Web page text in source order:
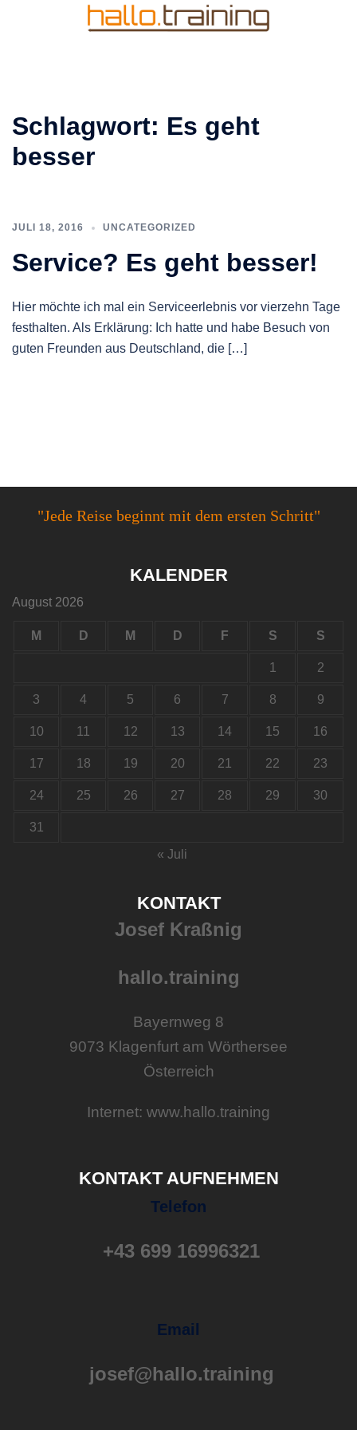
Schlagwort: Es geht
besser
JULI 18, 2016 UNCATEGORIZED
Service? Es geht besser!
Hier möchte ich mal ein Serviceerlebnis vor vierzehn Tage
festhalten. Als Erklärung: Ich hatte und habe Besuch von
guten Freunden aus Deutschland, die […]
"Jede Reise beginnt mit dem ersten Schritt"
KALENDER
August 2026
M D M D F S S
1 2
3 4 5 6 7 8 9
10 11 12 13 14 15 16
17 18 19 20 21 22 23
24 25 26 27 28 29 30
31
« Juli
KONTAKT
Josef Kraßnig
hallo.training
Bayernweg 8
9073 Klagenfurt am Wörthersee
Österreich
Internet: www.hallo.training
KONTAKT AUFNEHMEN
Telefon
+43 699 16996321
Email
josef@hallo.training